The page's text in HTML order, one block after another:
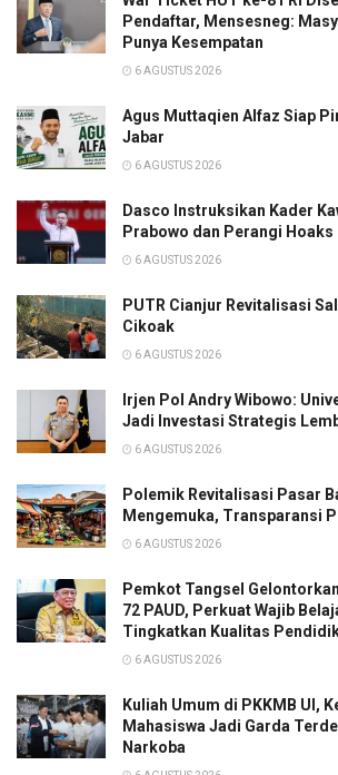
Pendaftar, Mensesneg:
Punya Kesempatan
6 AGUSTUS 2026
Agus Muttaqien Alfaz Siap
Jabar
6 AGUSTUS 2026
Dasco Instruksikan Kader
Prabowo dan Perangi Hoaks
6 AGUSTUS 2026
PUTR Cianjur Revitalisasi
Cikoak
6 AGUSTUS 2026
Irjen Pol Andry Wibowo:
Jadi Investasi Strategis
6 AGUSTUS 2026
Polemik Revitalisasi Pasar
Mengemuka, Transparansi
6 AGUSTUS 2026
Pemkot Tangsel
72 PAUD, Perkuat Wajib
Tingkatkan Kualitas
6 AGUSTUS 2026
Kuliah Umum di PKKMB UI,
Mahasiswa Jadi Garda
Narkoba